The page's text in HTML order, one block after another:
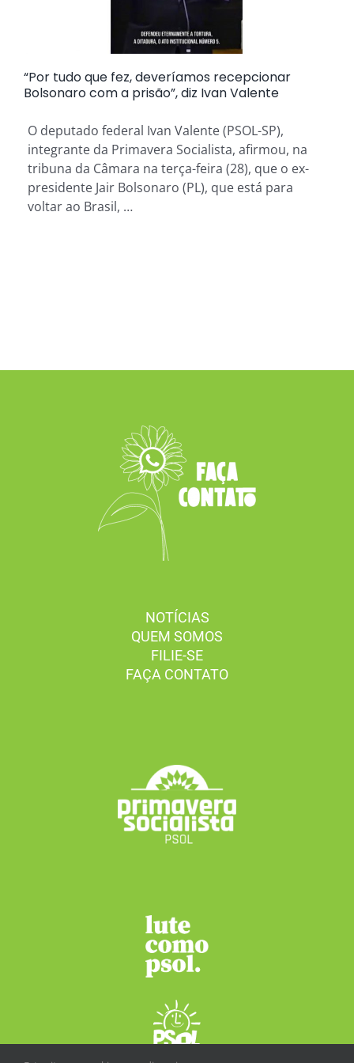
“Por tudo que fez, deveríamos recepcionar
Bolsonaro com a prisão”, diz Ivan Valente
O deputado federal Ivan Valente (PSOL-SP),
integrante da Primavera Socialista, afirmou, na
tribuna da Câmara na terça-feira (28), que o ex-
presidente Jair Bolsonaro (PL), que está para
voltar ao Brasil, …
NOTÍCIAS
QUEM SOMOS
FILIE-SE
FAÇA CONTATO